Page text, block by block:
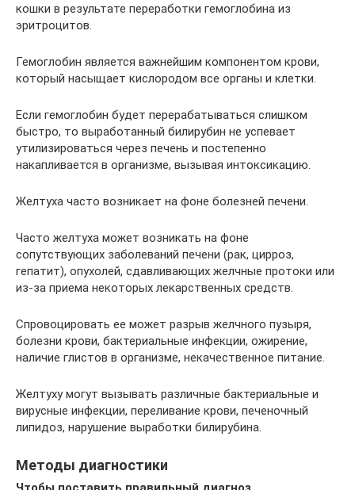
кошки в результате переработки гемоглобина из
эритроцитов.
Гемоглобин является важнейшим компонентом крови,
который насыщает кислородом все органы и клетки.
Если гемоглобин будет перерабатываться слишком
быстро, то выработанный билирубин не успевает
утилизироваться через печень и постепенно
накапливается в организме, вызывая интоксикацию.
Желтуха часто возникает на фоне болезней печени.
Часто желтуха может возникать на фоне
сопутствующих заболеваний печени (рак, цирроз,
гепатит), опухолей, сдавливающих желчные протоки или
из-за приема некоторых лекарственных средств.
Спровоцировать ее может разрыв желчного пузыря,
болезни крови, бактериальные инфекции, ожирение,
наличие глистов в организме, некачественное питание.
Желтуху могут вызывать различные бактериальные и
вирусные инфекции, переливание крови, печеночный
липидоз, нарушение выработки билирубина.
Методы диагностики